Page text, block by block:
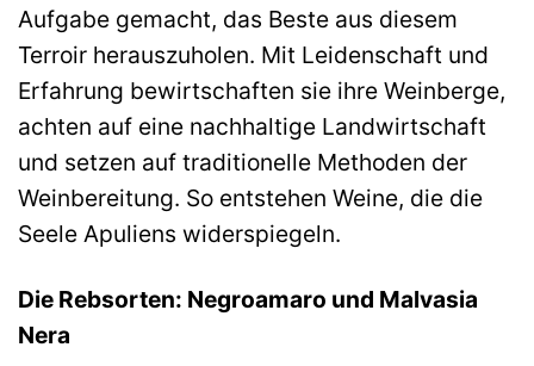
Aufgabe gemacht, das Beste aus diesem
Terroir herauszuholen. Mit Leidenschaft und
Erfahrung bewirtschaften sie ihre Weinberge,
achten auf eine nachhaltige Landwirtschaft
und setzen auf traditionelle Methoden der
Weinbereitung. So entstehen Weine, die die
Seele Apuliens widerspiegeln.
Die Rebsorten: Negroamaro und Malvasia
Nera